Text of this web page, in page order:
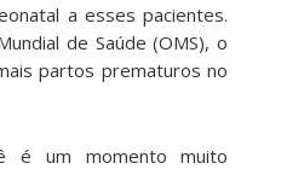
a esses pacientes.
de Saúde (OMS), o
partos prematuros no
é um momento muito